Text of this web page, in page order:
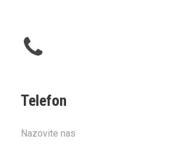
Telefon
Nazovite nas